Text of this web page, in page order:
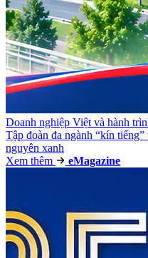
Doanh nghiệp Việt và hành
Tập đoàn đa ngành “kín
nguyên xanh
Xem thêm
eMagazine